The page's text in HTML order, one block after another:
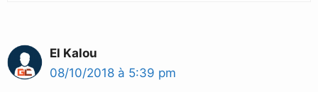
El Kalou
08/10/2018 à 5:39 pm